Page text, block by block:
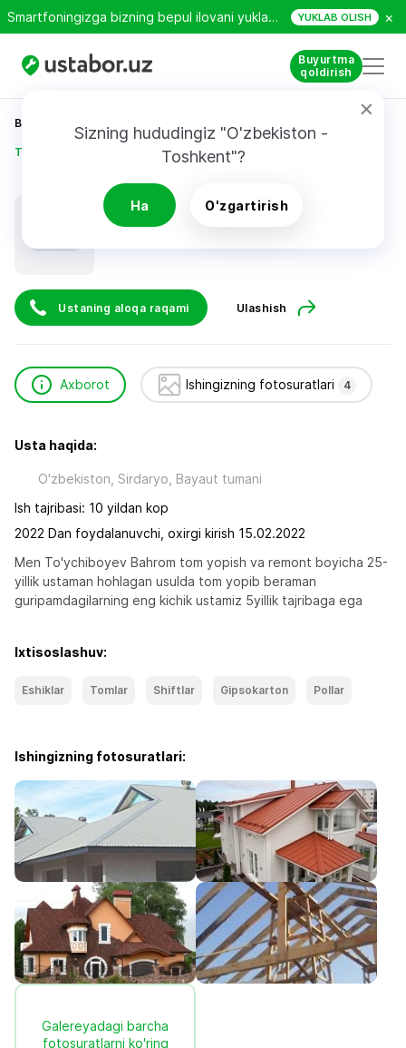
Smartfoningizga bizning bepul ilovani yuklab oling! YUKLAB OLISH ×
Buyurtma
qoldirish
Sizning hududingiz "O'zbekiston -
Toshkent"?
Ha O'zgartirish
Bosh sahifa
To'ychiboyev Bahrom
To'ychiboyev Bahrom
Ustaning aloqa raqami Ulashish
Axborot Ishingizning fotosuratlari 4
Usta haqida:
O'zbekiston, Sirdaryo, Bayaut tumani
Ish tajribasi: 10 yildan kop
2022 Dan foydalanuvchi, oxirgi kirish 15.02.2022
Men To'ychiboyev Bahrom tom yopish va remont boyicha 25-
yillik ustaman hohlagan usulda tom yopib beraman
guripamdagilarning eng kichik ustamiz 5yillik tajribaga ega
Ixtisoslashuv:
Eshiklar Tomlar Shiftlar Gipsokarton Pollar
Ishingizning fotosuratlari:
Galereyadagi barcha
fotosuratlarni ko'ring